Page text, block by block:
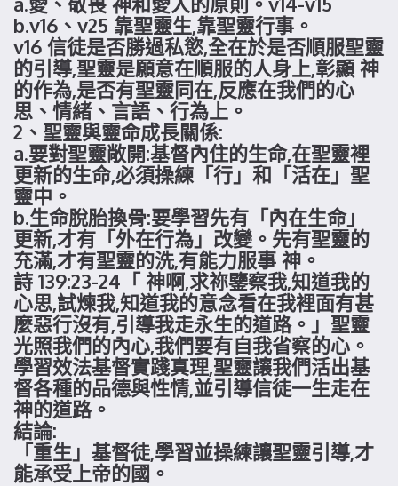
b.v16、v25 靠聖靈生,靠聖靈行事。
v16 信徒是否勝過私慾,全在於是否順服聖靈
的引導,聖靈是願意在順服的人身上,彰顯 神
的作為,是否有聖靈同在,反應在我們的心
思、情緒、言語、行為上。
2、聖靈與靈命成長關係:
a.要對聖靈敞開:基督內住的生命,在聖靈裡
更新的生命,必須操練「行」和「活在」聖
靈中。
b.生命脫胎換骨:要學習先有「內在生命」
更新,才有「外在行為」改變。先有聖靈的
充滿,才有聖靈的洗,有能力服事 神。
詩 139:23-24「 神啊,求祢鑒察我,知道我的
心思,試煉我,知道我的意念看在我裡面有甚
麼惡行沒有,引導我走永生的道路。」聖靈
光照我們的內心,我們要有自我省察的心。
學習效法基督實踐真理,聖靈讓我們活出基
督各種的品德與性情,並引導信徒一生走在
神的道路。
結論:
「重生」基督徒,學習並操練讓聖靈引導,才
能承受上帝的國。